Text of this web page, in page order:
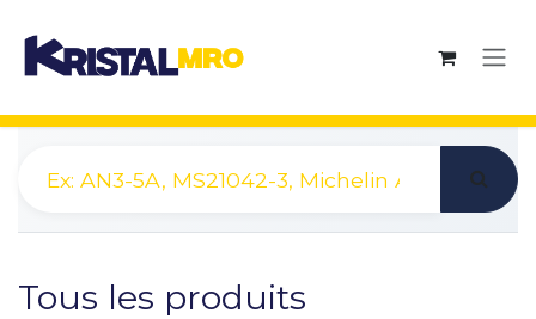
Tous les produits